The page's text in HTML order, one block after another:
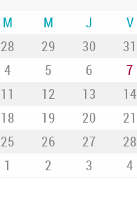
M M J V
28 29 30 31
4 5 6 7
11 12 13 14
18 19 20 21
25 26 27 28
1 2 3 4